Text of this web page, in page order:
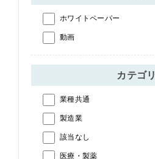
ホワイトペーパー
動画
カテゴリ
業種共通
製造業
該当なし
医療・製薬